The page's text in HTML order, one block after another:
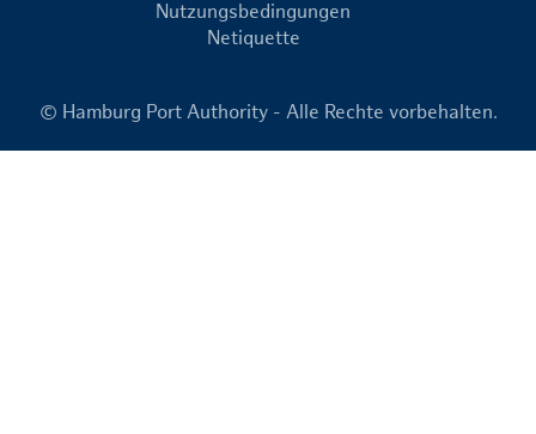
Nutzungsbedingungen
Netiquette
© Hamburg Port Authority - Alle Rechte vorbehalten.